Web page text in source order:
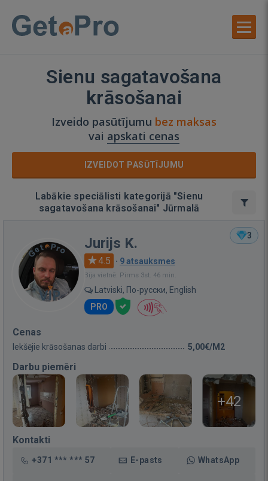
Sienu sagatavošana
krāsošanai
Izveido pasūtījumu bez maksas
vai apskati cenas
IZVEIDOT PASŪTĪJUMU
Labākie speciālisti kategorijā "Sienu
sagatavošana krāsošanai" Jūrmalā
3
Jurijs K.
4.5 · 9 atsauksmes
Bija vietnē: Pirms 3st. 46 min.
Latviski, По-русски, English
PRO
Cenas
Iekšējie krāsošanas darbi 5,00€/M2
Darbu piemēri
+42
Kontakti
+371 *** *** 57 E-pasts WhatsApp